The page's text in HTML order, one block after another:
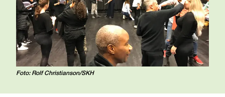
Foto: Rolf Christianson/SKH